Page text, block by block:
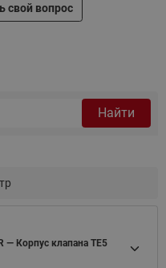
свой вопрос
Найти
— Корпус клапана TE5